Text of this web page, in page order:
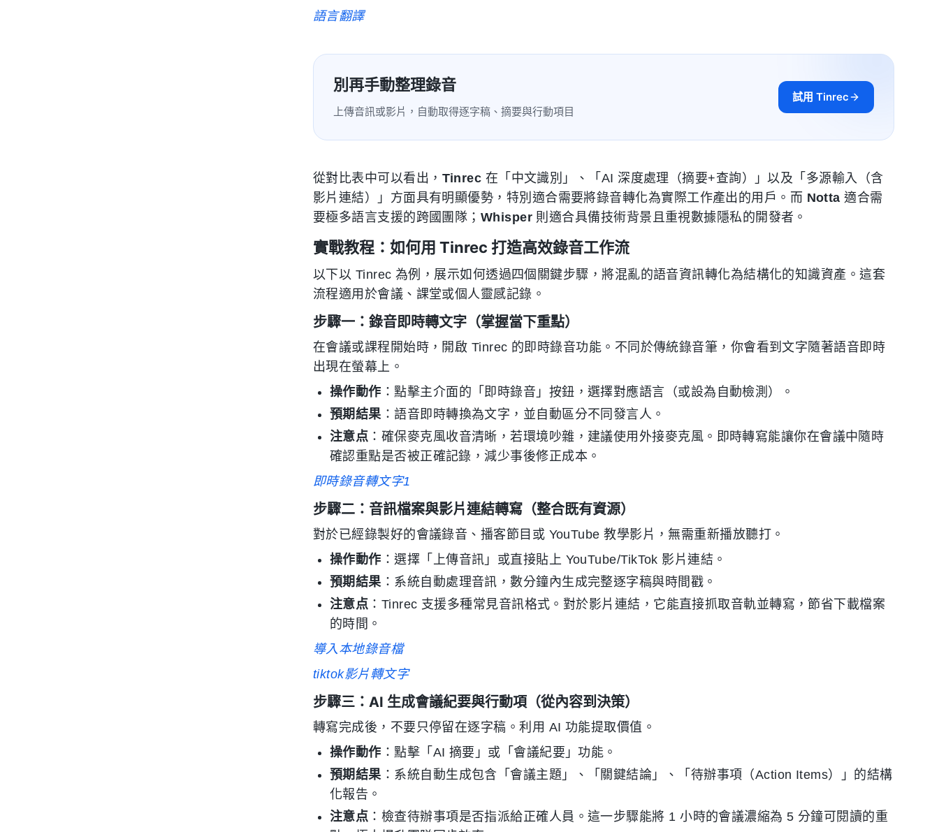
語言翻譯
別再手動整理錄音
上傳音訊或影片，自動取得逐字稿、摘要與行動項目
試用 Tinrec
從對比表中可以看出， Tinrec 在「中文識別」、「AI 深度處理（摘要+查詢）」以及「多源輸入（含
影片連結）」方面具有明顯優勢，特別適合需要將錄音轉化為實際工作產出的用戶。而 Notta 適合需
要極多語言支援的跨國團隊； Whisper 則適合具備技術背景且重視數據隱私的開發者。
實戰教程：如何用 Tinrec 打造高效錄音工作流
以下以 Tinrec 為例，展示如何透過四個關鍵步驟，將混亂的語音資訊轉化為結構化的知識資產。這套
流程適用於會議、課堂或個人靈感記錄。
步驟一：錄音即時轉文字（掌握當下重點）
在會議或課程開始時，開啟 Tinrec 的即時錄音功能。不同於傳統錄音筆，你會看到文字隨著語音即時
出現在螢幕上。
操作動作 ：點擊主介面的「即時錄音」按鈕，選擇對應語言（或設為自動檢測）。
預期結果：語音即時轉換為文字，並自動區分不同發言人。
注意点 ：確保麥克風收音清晰，若環境吵雜，建議使用外接麥克風。即時轉寫能讓你在會議中隨時
確認重點是否被正確記錄，減少事後修正成本。
即時錄音轉文字1
步驟二：音訊檔案與影片連結轉寫（整合既有資源）
對於已經錄製好的會議錄音、播客節目或 YouTube 教學影片，無需重新播放聽打。
操作動作 ：選擇「上傳音訊」或直接貼上 YouTube/TikTok 影片連結。
預期結果：系統自動處理音訊，數分鐘內生成完整逐字稿與時間戳。
注意点 ：Tinrec 支援多種常見音訊格式。對於影片連結，它能直接抓取音軌並轉寫，節省下載檔案
的時間。
導入本地錄音檔
tiktok影片轉文字
步驟三：AI 生成會議紀要與行動項（從內容到決策）
轉寫完成後，不要只停留在逐字稿。利用 AI 功能提取價值。
操作動作 ：點擊「AI 摘要」或「會議紀要」功能。
預期結果：系統自動生成包含「會議主題」、「關鍵結論」、「待辦事項（Action Items）」的結構
化報告。
注意点 ：檢查待辦事項是否指派給正確人員。這一步驟能將 1 小時的會議濃縮為 5 分鐘可閱讀的重